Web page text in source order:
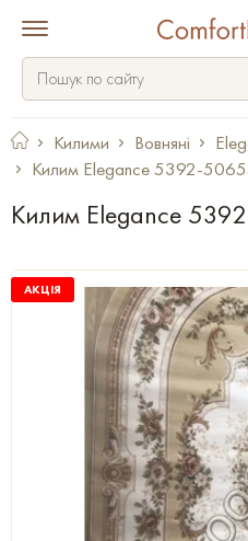
Килими Вовняні
Килим Elegance 5392-
Килим Elegance
АКЦІЯ